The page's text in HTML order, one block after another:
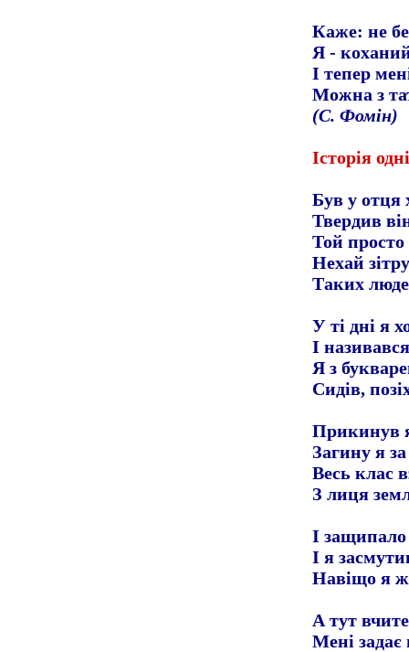
Каже: не
Я -
І тепер
Можна з
(С. Фомін)
Історія
Був у отця
Твердив
Той просто
Нехай
Таких
У ті дні я
І
Я з
Сидів,
Прикинув
Загину я
Весь клас
З лиця
І защипало
І я
Навіщо я
А тут
Мені